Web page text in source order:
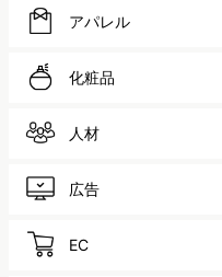
アパレル
化粧品
人材
広告
EC